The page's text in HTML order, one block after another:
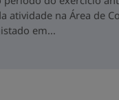
atividade na Área de
em...